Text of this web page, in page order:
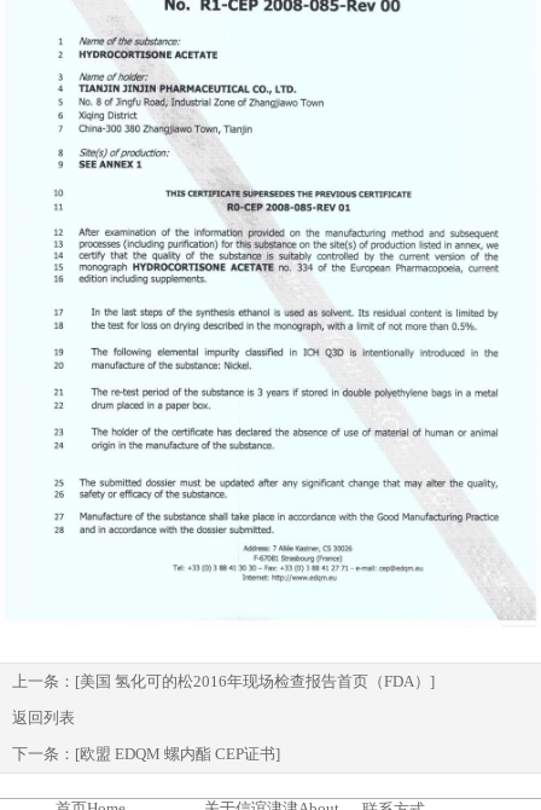
上一条： [美国 氢化可的松2016年现场检查报告首页（FDA）]
返回列表
下一条： [欧盟 EDQM 螺内酯 CEP证书]